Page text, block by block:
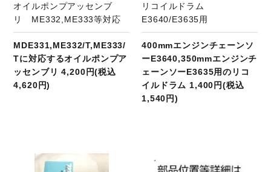
オイルポンプアッセンブ
リ ME332,ME333等対応
MDE331,ME332/T,ME333/
Tに対応するオイルポンプア
ッセンブリ 4,200円(税込
4,620円)
リコイルドラム
E3640/E3635用
400mmエンジンチェーンソ
ーE3640,350mmエンジンチ
ェーンソーE3635用のリコ
イルドラム 1,400円(税込
1,540円)